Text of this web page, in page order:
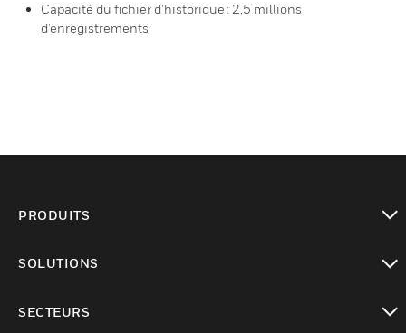
Capacité du fichier d’historique : 2,5 millions
d’enregistrements
PRODUITS
SOLUTIONS
SECTEURS